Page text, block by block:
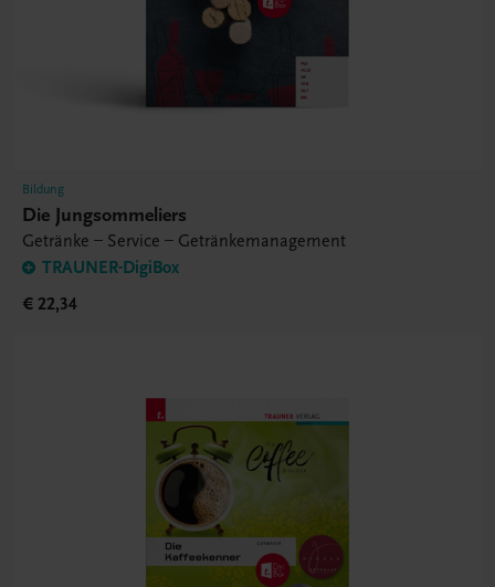
Bildung
Die Jungsommeliers
Getränke – Service – Getränkemanagement
TRAUNER-DigiBox
€ 22,34